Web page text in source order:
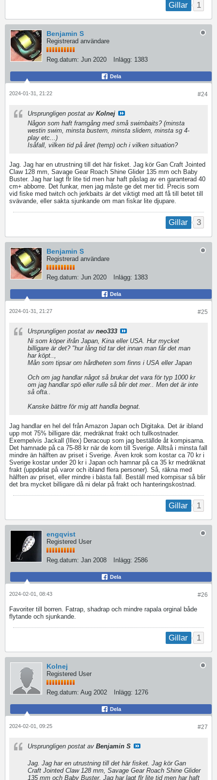
Gillar 1
Benjamin S
Registrerad användare
Reg.datum: Jun 2020 Inlägg: 1383
Dela
#24
2024-01-31, 21:22
Ursprungligen postat av Kolnej
Någon som haft framgång med små swimbaits? (minsta
westin swim, minsta bustern, minsta slidern, minsta sg 4-
play etc...)
Isåfall, vilken tid på året (temp) och i vilken situation?
Jag. Jag har en utrustning till det här fisket. Jag kör Gan Craft Jointed
Claw 128 mm, Savage Gear Roach Shine Glider 135 mm och Baby
Buster. Jag har lagt flr lite tid men har haft påslag av en garanterad 40
cm+ abborre. Det funkar, men jag måste ge det mer tid. Precis som
vid fiske med twitch och jerkbaits är det viktigt med att få till betet till
svävande, eller sakta sjunkande om man fiskar lite djupare.
Gillar 3
Benjamin S
Registrerad användare
Reg.datum: Jun 2020 Inlägg: 1383
Dela
#25
2024-01-31, 21:27
Ursprungligen postat av neo333
Ni som köper ifrån Japan, Kina eller USA. Hur mycket
billigare är det? "hur lång tid tar det innan man får det man
har köpt..,
Mån som tipsar om hårdheten som finns i USA eller Japan
Och om jag handlar något så brukar det vara för typ 1000 kr
om jag handlar spö eller rulle så blir det mer.. Men det är inte
så ofta..
Kanske bättre för mig att handla begnat.
Jag handlar en hel del från Amazon Japan och Digitaka. Det är ibland
upp mot 75% billigare där, medräknat frakt och tullkostnader.
Exempelvis Jackall (Illex) Deracoup som jag beställde åt kompisarna.
Det hamnade på ca 75-88 kr när de kom till Sverige. Alltså i minsta fall
mindre än hälften av priset i Sverige. Även krok som kostar ca 70 kr i
Sverige kostar under 20 kr i Japan och hamnar på ca 35 kr medräknat
frakt (uppdelat på varor och ibland flera personer). Så, räkna med
hälften av priset, eller mindre i bästa fall. Beställ med kompisar så blir
det bra mycket billigare då ni delar på frakt och hanteringskostnad.
Gillar 1
engqvist
Registered User
Reg.datum: Jan 2008 Inlägg: 2586
Dela
#26
2024-02-01, 08:43
Favoriter till borren. Fatrap, shadrap och mindre rapala orginal både
flytande och sjunkande.
Gillar 1
Kolnej
Registered User
Reg.datum: Aug 2002 Inlägg: 1276
Dela
#27
2024-02-01, 09:25
Ursprungligen postat av Benjamin S
Jag. Jag har en utrustning till det här fisket. Jag kör Gan
Craft Jointed Claw 128 mm, Savage Gear Roach Shine Glider
135 mm och Baby Buster. Jag har lagt flr lite tid men har haft